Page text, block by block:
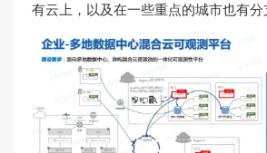
有云上，以及在一些重点的城市也有分